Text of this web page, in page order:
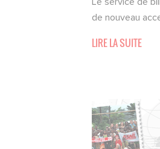
Le service de
de nouveau
LIRE LA SUITE